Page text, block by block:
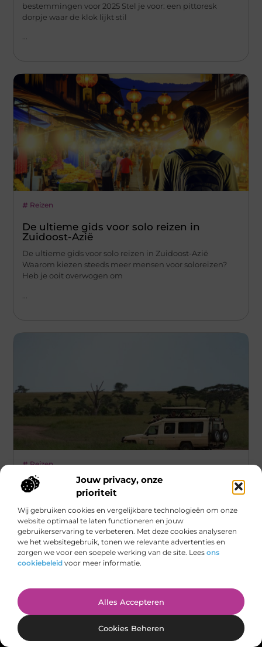
Jouw privacy, onze
prioriteit
Wij gebruiken cookies en vergelijkbare technologieën om onze
website optimaal te laten functioneren en jouw
gebruikerservaring te verbeteren. Met deze cookies analyseren
we het websitegebruik, tonen we relevante advertenties en
zorgen we voor een soepele werking van de site. Lees ons
cookiebeleid voor meer informatie.
Alles Accepteren
Cookies Beheren
bestemmingen voor 2025 Stel je voor: een pittoresk
dorpje waar de klok lijkt stil
...
Reizen
De ultieme gids voor solo reizen in
Zuidoost-Azië
De ultieme gids voor solo reizen in Zuidoost-Azië
Waarom kiezen steeds meer mensen voor soloreizen?
Heb je ooit overwogen om
Reizen
‘Luxe reizen Afrika’: maar wat houdt dat
in?
Een luxe safari in Afrika is een van de mooiste manieren
om het wilde continent te ontdekken, met een perfecte
...
Main Links